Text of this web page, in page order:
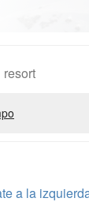
resort
a la